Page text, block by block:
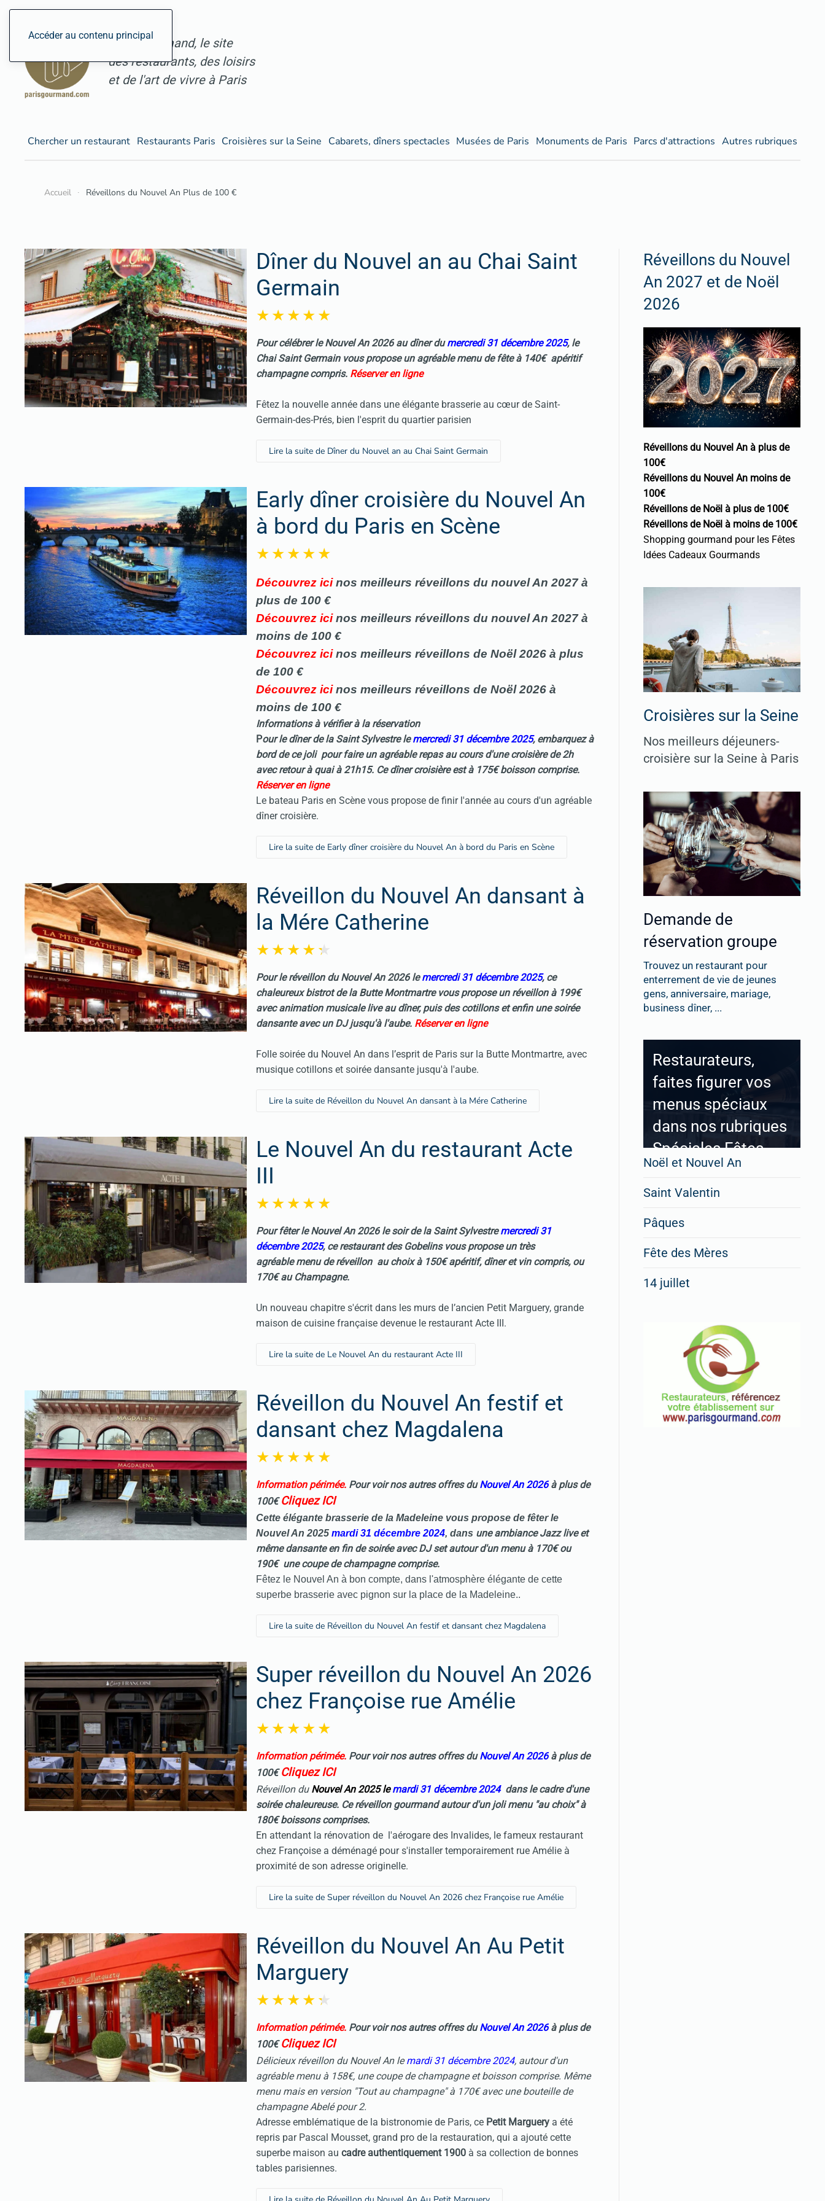
Accéder au contenu principal
ParisGourmand, le site
des restaurants, des loisirs
et de l'art de vivre à Paris
Chercher un restaurant Restaurants Paris Croisières sur la Seine Cabarets, dîners spectacles Musées de Paris Monuments de Paris Parcs d'attractions Autres rubriques
Accueil Réveillons du Nouvel An Plus de 100 €
Dîner du Nouvel an au Chai Saint
Germain
Pour célébrer leNouvel An2026 au dîner dumercredi 31 décembre 2025, le
Chai Saint Germain vous propose un agréable menu de fête à 140€ apéritif
champagne compris. Réserver en ligne
Fêtez la nouvelle année dans une élégante brasserie au cœur de Saint-
Germain-des-Prés, bien l'esprit du quartier parisien
Lire la suite de Dîner du Nouvel an au Chai Saint Germain
Early dîner croisière du Nouvel An
à bord du Paris en Scène
Découvrez icinos meilleurs réveillons du nouvel An 2027 à
plus de 100 €
Découvrez icinos meilleursréveillonsdu nouvel An 2027 à
moins de 100 €
Découvrez icinos meilleursréveillons de Noël 2026 à plus
de 100 €
Découvrez icinos meilleursréveillonsde Noël 2026 à
moins de 100 €
Informations à vérifier à la réservation
Pour le dîner de la Saint Sylvestrelemercredi 31 décembre 2025, embarquez à
bord de ce joli pour faire un agréable repas au cours d'une croisière de 2h
avec retour à quai à 21h15. Ce dîner croisière est à 175€ boisson comprise.
Réserver en ligne
Le bateau Paris en Scène vous propose de finir l'année au cours d'un agréable
dîner croisière.
Lire la suite de Early dîner croisière du Nouvel An à bord du Paris en Scène
Réveillon du Nouvel An dansant à
la Mére Catherine
Pour le réveillon du Nouvel An 2026 lemercredi 31 décembre 2025, ce
chaleureux bistrot de la Butte Montmartre vous propose un réveillon à 199€
avec animation musicale live au dîner, puis des cotillons et enfin une soirée
dansante avec un DJ jusqu'à l'aube. Réserver en ligne
Folle soirée du Nouvel An dans l’esprit de Paris sur la Butte Montmartre, avec
musique cotillons et soirée dansante jusqu'à l'aube.
Lire la suite de Réveillon du Nouvel An dansant à la Mére Catherine
Le Nouvel An du restaurant Acte
III
Pour fêter le Nouvel An 2026 le soir de la Saint Sylvestremercredi 31
décembre 2025, ce restaurant des Gobelins vous propose un très
agréable menu de réveillon au choix à 150€ apéritif, dîner et vin compris, ou
170€ au Champagne.
Un nouveau chapitre s'écrit dans les murs de l’ancien Petit Marguery, grande
maison de cuisine française devenue le restaurant Acte III.
Lire la suite de Le Nouvel An du restaurant Acte III
Réveillon du Nouvel An festif et
dansant chez Magdalena
Information périmée. Pour voir nos autres offres duNouvel An 2026 à plus de
100€Cliquez ICI
Cette élégante brasserie de la Madeleine vous propose de fêter le
Nouvel An 2025 mardi 31 décembre 2024,dans uneambiance Jazz live et
même dansante en fin de soirée avec DJ set autour d'un menu à 170€ ou
190€ une coupe de champagne comprise.
Fêtez le Nouvel An à bon compte, dans l'atmosphère élégante de cette
superbe brasserie avec pignon sur la place de la Madeleine..
Lire la suite de Réveillon du Nouvel An festif et dansant chez Magdalena
Super réveillon du Nouvel An 2026
chez Françoise rue Amélie
Information périmée. Pour voir nos autres offres duNouvel An 2026 à plus de
100€Cliquez ICI
Réveillon du Nouvel An2025 lemardi 31 décembre 2024 dans le cadre d'une
soirée chaleureuse. Ce réveillon gourmand autour d'un joli menu "au choix" à
180€ boissons comprises.
En attendant la rénovation de
l'aérogare des Invalides, le fameux restaurant
chez Françoise a déménagé pour s'installer temporairement rue Amélie à
proximité de son adresse originelle.
Lire la suite de Super réveillon du Nouvel An 2026 chez Françoise rue Amélie
Réveillon du Nouvel An Au Petit
Marguery
Information périmée. Pour voir nos autres offres duNouvel An 2026 à plus de
100€Cliquez ICI
Délicieux réveillon du Nouvel An lemardi 31 décembre 2024, autour d'un
agréable menu à 158€, une coupe de champagne et boisson comprise. Même
menu mais en version "Tout au champagne" à 170€ avec une bouteille de
champagne Abelé pour 2.
Adresse emblématique de la bistronomie de Paris, ce Petit Marguery a été
repris par Pascal Mousset, grand pro de la restauration, qui a ajouté cette
superbe maison aucadre authentiquement 1900 à sa collection de bonnes
tables parisiennes.
Réveillons du Nouvel
An 2027 et de Noël
2026
Réveillons du Nouvel An à plus de
100€
Réveillons du Nouvel An moins de
100€
Réveillons de Noël à plus de 100€
Réveillons de Noël à moins de 100€
Shopping gourmand pour les Fêtes
Idées Cadeaux Gourmands
Croisières sur la Seine
Nos meilleurs déjeuners-
croisière sur la Seine à Paris
Demande de
réservation groupe
Trouvez un restaurant pour
enterrement de vie de jeunes
gens, anniversaire, mariage,
business dîner, ...
Restaurateurs,
faites figurer vos
menus spéciaux
dans nos rubriques
Spéciales Fêtes
Cliquez ici
Noël et Nouvel An
Saint Valentin
Pâques
Fête des Mères
14 juillet